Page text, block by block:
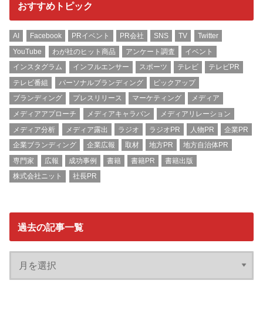
おすすめトピック
AI Facebook PRイベント PR会社 SNS TV
Twitter
YouTube
わが社のヒット商品 アンケート調査
イベント
インスタグラム
インフルエンサー スポーツ テレビ
テレビPR
テレビ番組
パーソナルブランディング
ピックアップ
ブランディング
プレスリリース マーケティング
メディア
メディアアプローチ
メディアキャラバン
メディアリレーション
メディア分析
メディア露出 ラジオ ラジオPR 人物PR
企業PR
企業ブランディング
企業広報 取材 地方PR
地方自治体PR
専門家
広報 成功事例 書籍 書籍PR
書籍出版
株式会社ニット
社長PR
過去の記事一覧